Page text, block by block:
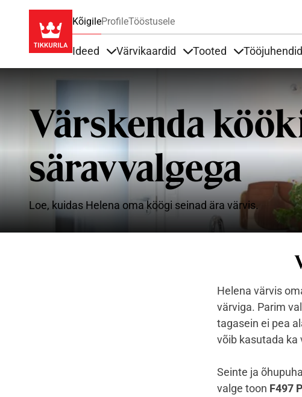
KõigileProfileTööstusele
Ideed Värvikaardid Tooted Tööjuhendid
Värskenda
säravvalgega
Loe, kuidas Helena oma köögi seinad ära värvis.
Helena värvis
värviga. Parim
tagasein ei pea
võib kasutada
Seinte ja
valge toon F497